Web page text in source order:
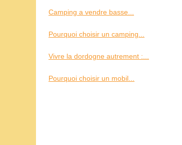
Camping a vendre basse...
Pourquoi choisir un camping...
Vivre la dordogne autrement :...
Pourquoi choisir un mobil...